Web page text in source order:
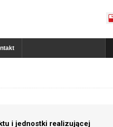
i jednostki realizującej